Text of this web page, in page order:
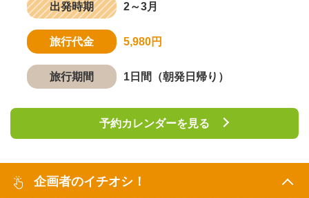
出発時期 2～3月
旅行代金 5,980円
旅行期間 1日間（朝発日帰り）
予約カレンダーを見る
企画者のイチオシ！